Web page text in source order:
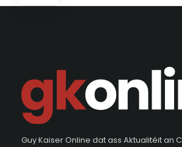
Guy Kaiser Online dat ass Aktualitéit an